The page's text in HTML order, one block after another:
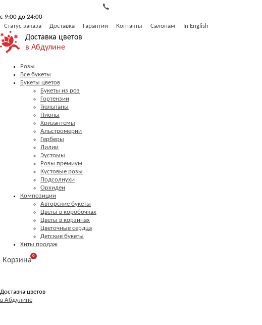
с 9:00 до 24:00
Статус заказа
Доставка Гарантии Контакты Салонам In English
Доставка цветов
в Абдулине
Розы
Все букеты
Букеты цветов
Букеты из роз
Гортензии
Тюльпаны
Пионы
Хризантемы
Альстромерии
Герберы
Лилии
Эустомы
Розы премиум
Кустовые розы
Подсолнухи
Орхидеи
Композиции
Авторские букеты
Цветы в коробочках
Цветы в корзинах
Цветочные сердца
Детские букеты
Хиты продаж
Корзина
0
Доставка цветов
в Абдулине